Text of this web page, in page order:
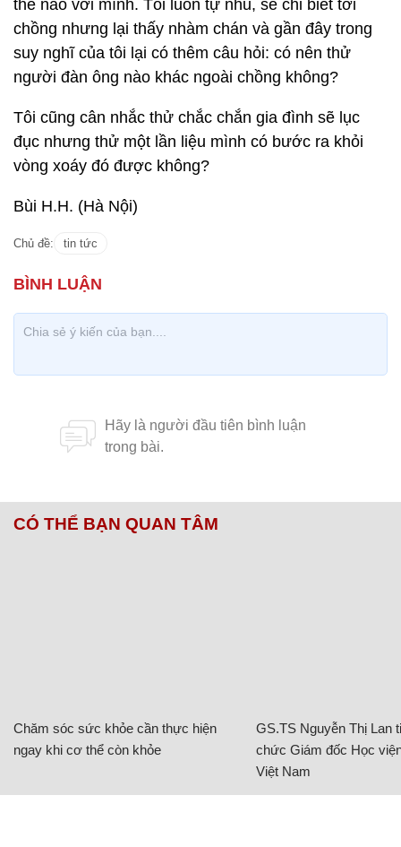
thế nào với mình. Tôi luôn tự nhủ, sẽ chỉ biết tới
chồng nhưng lại thấy nhàm chán và gần đây trong
suy nghĩ của tôi lại có thêm câu hỏi: có nên thử
người đàn ông nào khác ngoài chồng không?
Tôi cũng cân nhắc thử chắc chắn gia đình sẽ lục
đục nhưng thử một lần liệu mình có bước ra khỏi
vòng xoáy đó được không?
Bùi H.H. (Hà Nội)
Chủ đề: tin tức
CÓ THỂ BẠN QUAN TÂM
Chăm sóc sức khỏe cần thực hiện
ngay khi cơ thể còn khỏe
GS.TS Nguyễn Thị Lan
chức Giám đốc Học
Việt Nam